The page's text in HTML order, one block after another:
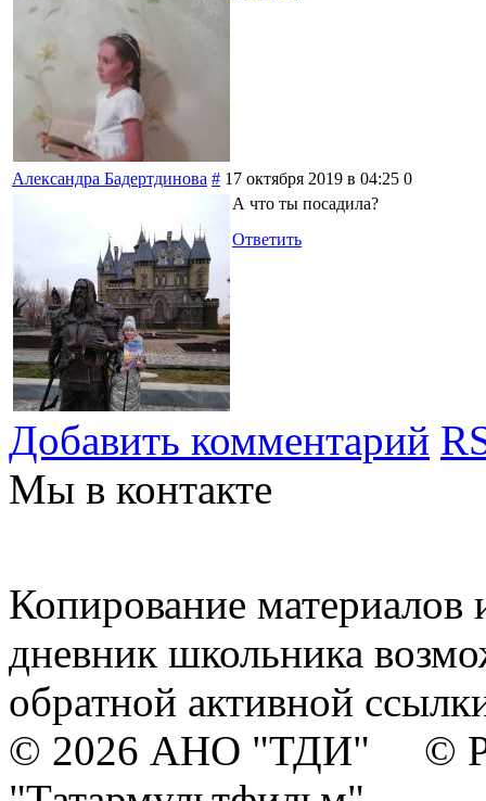
Александра Бадертдинова # 17 октября 2019 в 04:25 0
А что ты посадила?
Ответить
Добавить комментарий
Мы в контакте
Копирование материалов
дневник школьника
обратной активной
© 2026 АНО "ТДИ" ©